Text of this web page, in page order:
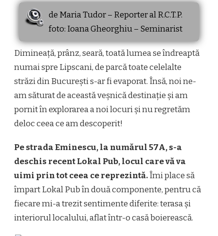
de Maria Tudor – Reporter al R.C.T.P.
foto: Ioana Gheorghiu – Seminarist
Dimineață, prânz, seară, toată lumea se îndreaptă
numai spre Lipscani, de parcă toate celelalte
străzi din București s-ar fi evaporat. Însă, noi ne-
am săturat de această veșnică destinație și am
pornit în explorarea a noi locuri și nu regretăm
deloc ceea ce am descoperit!
Pe strada Eminescu, la numărul 57A, s-a
deschis recent Lokal Pub, locul care vă va
uimi prin tot ceea ce reprezintă.Îmi place să
împart Lokal Pub în două componente, pentru că
fiecare mi-a trezit sentimente diferite: terasa și
interiorul localului, aflat într-o casă boierească.